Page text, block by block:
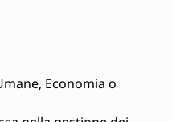
Economia o